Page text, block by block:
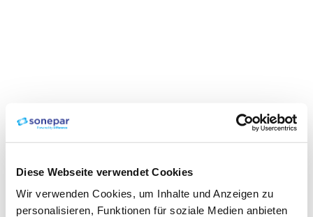
Diese Webseite verwendet Cookies
Wir verwenden Cookies, um Inhalte und Anzeigen zu
personalisieren, Funktionen für soziale Medien anbieten